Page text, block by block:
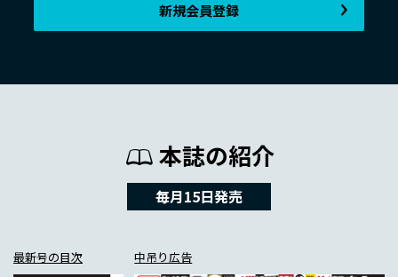
新規会員登録
本誌の紹介
毎月15日発売
最新号の目次 中吊り広告